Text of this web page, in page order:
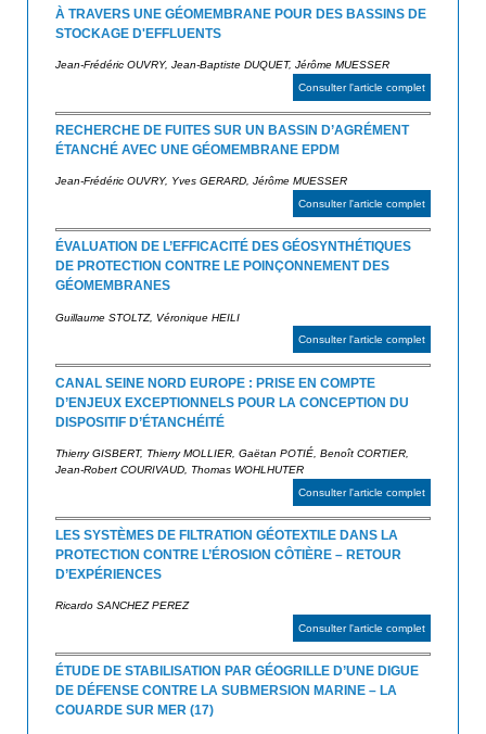
À TRAVERS UNE GÉOMEMBRANE POUR DES BASSINS DE
STOCKAGE D'EFFLUENTS
Jean-Frédéric OUVRY, Jean-Baptiste DUQUET, Jérôme MUESSER
Consulter l'article complet
RECHERCHE DE FUITES SUR UN BASSIN D’AGRÉMENT
ÉTANCHÉ AVEC UNE GÉOMEMBRANE EPDM
Jean-Frédéric OUVRY, Yves GERARD, Jérôme MUESSER
Consulter l'article complet
ÉVALUATION DE L’EFFICACITÉ DES GÉOSYNTHÉTIQUES
DE PROTECTION CONTRE LE POINÇONNEMENT DES
GÉOMEMBRANES
Guillaume STOLTZ, Véronique HEILI
Consulter l'article complet
CANAL SEINE NORD EUROPE : PRISE EN COMPTE
D’ENJEUX EXCEPTIONNELS POUR LA CONCEPTION DU
DISPOSITIF D’ÉTANCHÉITÉ
Thierry GISBERT, Thierry MOLLIER, Gaëtan POTIÉ, Benoît CORTIER,
Jean-Robert COURIVAUD, Thomas WOHLHUTER
Consulter l'article complet
LES SYSTÈMES DE FILTRATION GÉOTEXTILE DANS LA
PROTECTION CONTRE L’ÉROSION CÔTIÈRE – RETOUR
D’EXPÉRIENCES
Ricardo SANCHEZ PEREZ
Consulter l'article complet
ÉTUDE DE STABILISATION PAR GÉOGRILLE D’UNE DIGUE
DE DÉFENSE CONTRE LA SUBMERSION MARINE – LA
COUARDE SUR MER (17)